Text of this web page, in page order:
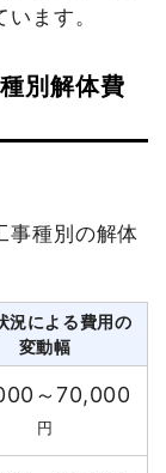
ます。
別解体費
事種別の解体
況による費用の
変動幅
～70,000
円